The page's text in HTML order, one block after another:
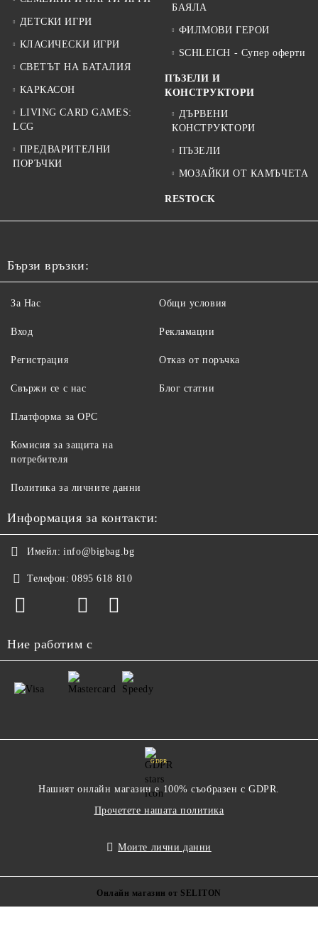
ДЕТСКИ ИГРИ
КЛАСИЧЕСКИ ИГРИ
СВЕТЪТ НА БАТАЛИЯ
КАРКАСОН
LIVING CARD GAMES:
LCG
ПРЕДВАРИТЕЛНИ
ПОРЪЧКИ
БАЯЛА
ФИЛМОВИ ГЕРОИ
SCHLEICH - Супер оферти
ПЪЗЕЛИ И
КОНСТРУКТОРИ
ДЪРВЕНИ
КОНСТРУКТОРИ
ПЪЗЕЛИ
МОЗАЙКИ ОТ КАМЪЧЕТА
RESTOCK
Бързи връзки:
За Нас
Вход
Регистрация
Свържи се с нас
Общи условия
Рекламации
Отказ от поръчка
Блог статии
Платформа за ОРС
Комисия за защита на
потребителя
Политика за личните данни
Информация за контакти:
Имейл: info@bigbag.bg
Телефон: 0895 618 810
Ние работим с
GDPR
Нашият онлайн магазин е 100% съобразен с GDPR.
Прочетете нашата политика
Моите лични данни
Онлайн магазин от SELITON